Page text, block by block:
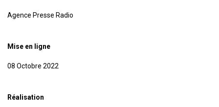
Agence Presse Radio
Mise en ligne
08 Octobre 2022
Réalisation